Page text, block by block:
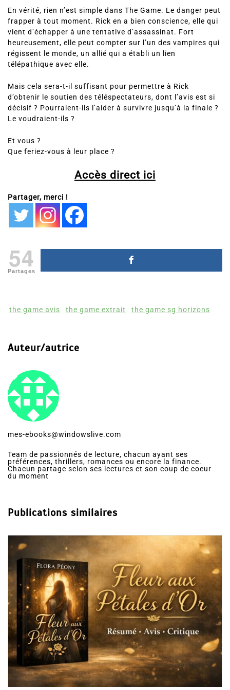
En vérité, rien n’est simple dans The Game. Le danger peut
frapper à tout moment. Rick en a bien conscience, elle qui
vient d’échapper à une tentative d’assassinat. Fort
heureusement, elle peut compter sur l’un des vampires qui
régissent le monde, un allié qui a établi un lien
télépathique avec elle.
Mais cela sera-t-il suffisant pour permettre à Rick
d’obtenir le soutien des téléspectateurs, dont l’avis est si
décisif ? Pourraient-ils l’aider à survivre jusqu’à la finale ?
Le voudraient-ils ?
Et vous ?
Que feriez-vous à leur place ?
Accès direct ici
Partager, merci !
54
Partages
the game avis the game extrait the game sg horizons
Auteur/autrice
mes-ebooks@windowslive.com
Team de passionnés de lecture, chacun ayant ses
préférences, thrillers, romances ou encore la finance.
Chacun partage selon ses lectures et son coup de coeur
du moment
Publications similaires
Dans Romance
Collector Dear You (Intégrale) –
résumé et avis